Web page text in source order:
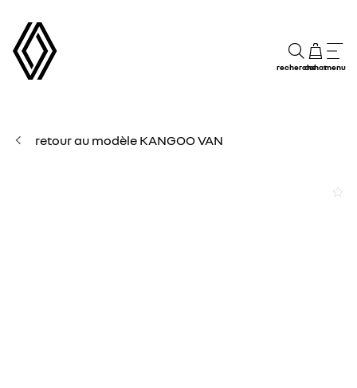
rechercheachatmenu
retour au modèle KANGOO VAN